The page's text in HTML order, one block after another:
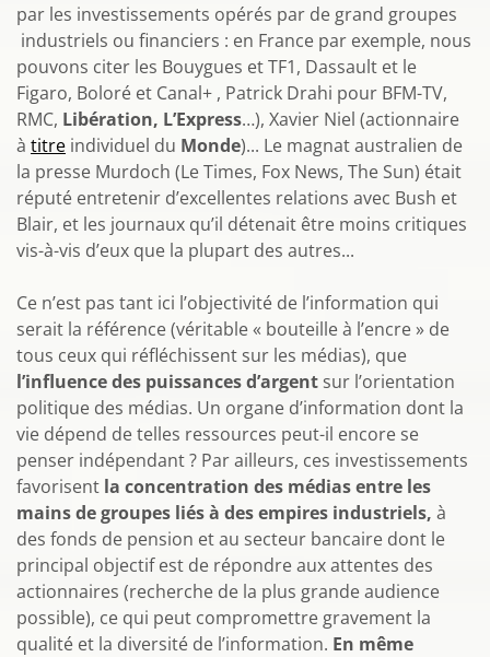
par les investissements opérés par de grand groupes
industriels ou financiers : en France par exemple, nous
pouvons citer les Bouygues et TF1, Dassault et le
Figaro, Boloré et Canal+ , Patrick Drahi pour BFM-TV,
RMC, Libération, L’Express…), Xavier Niel (actionnaire
à titre individuel du Monde)... Le magnat australien de
la presse Murdoch (Le Times, Fox News, The Sun) était
réputé entretenir d’excellentes relations avec Bush et
Blair, et les journaux qu’il détenait être moins critiques
vis-à-vis d’eux que la plupart des autres...
Ce n’est pas tant ici l’objectivité de l’information qui
serait la référence (véritable « bouteille à l’encre » de
tous ceux qui réfléchissent sur les médias), que
l’influence des puissances d’argent sur l’orientation
politique des médias. Un organe d’information dont la
vie dépend de telles ressources peut-il encore se
penser indépendant ? Par ailleurs, ces investissements
favorisent la concentration des médias entre les
mains de groupes liés à des empires industriels, à
des fonds de pension et au secteur bancaire dont le
principal objectif est de répondre aux attentes des
actionnaires (recherche de la plus grande audience
possible), ce qui peut compromettre gravement la
qualité et la diversité de l’information. En même